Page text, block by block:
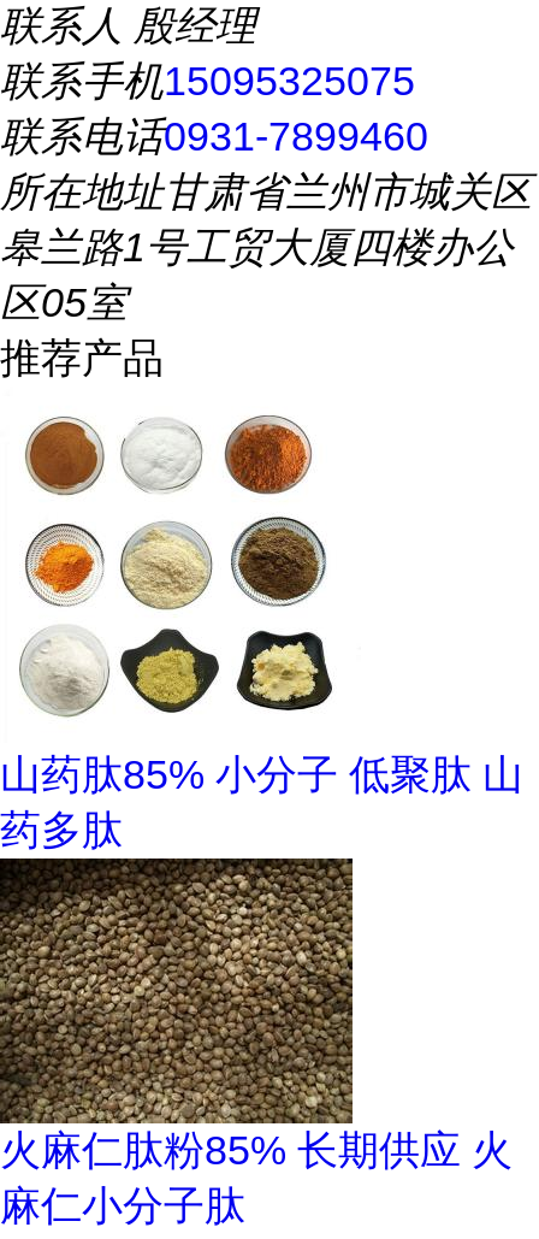
联系人 殷经理
联系手机15095325075
联系电话0931-7899460
所在地址甘肃省兰州市城关区
皋兰路1号工贸大厦四楼办公
区05室
推荐产品
山药肽85% 小分子 低聚肽 山
药多肽
火麻仁肽粉85% 长期供应 火
麻仁小分子肽